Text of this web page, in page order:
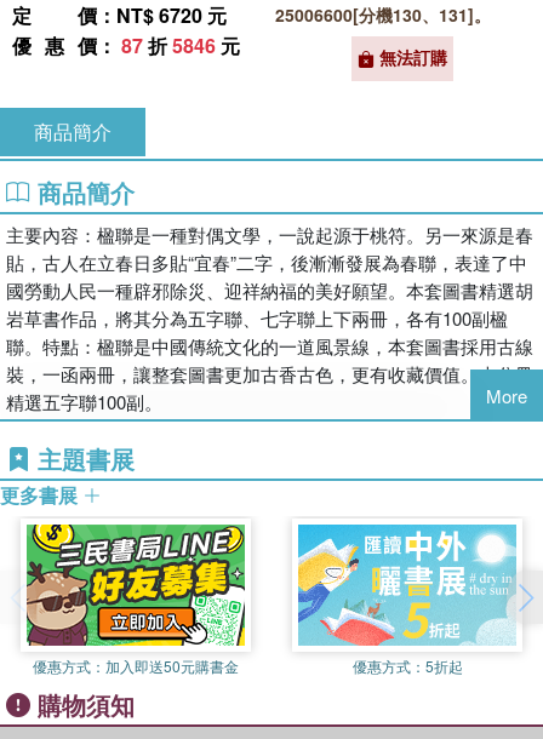
定價 ：NT$ 6720 元
優惠價 ： 87折5846 元
25006600[分機130、131]。
無法訂購
商品簡介
商品簡介
主要內容：楹聯是一種對偶文學，一說起源于桃符。另一來源是春
貼，古人在立春日多貼“宜春”二字，後漸漸發展為春聯，表達了中
國勞動人民一種辟邪除災、迎祥納福的美好願望。本套圖書精選胡
岩草書作品，將其分為五字聯、七字聯上下兩冊，各有100副楹
聯。特點：楹聯是中國傳統文化的一道風景線，本套圖書採用古線
裝，一函兩冊，讓整套圖書更加古香古色，更有收藏價值。本分冊
精選五字聯100副。
More
主題書展
更多書展
優惠方式： 加入即送50元購書金 優惠方式： 5折起
購物須知